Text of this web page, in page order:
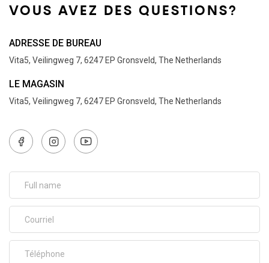
VOUS AVEZ DES QUESTIONS?
ADRESSE DE BUREAU
Vita5, Veilingweg 7, 6247 EP Gronsveld, The Netherlands
LE MAGASIN
Vita5, Veilingweg 7, 6247 EP Gronsveld, The Netherlands